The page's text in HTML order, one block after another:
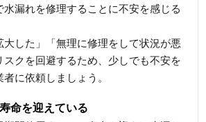
水漏れを修理することに不安を感じる
大した」「無理に修理をして状況が悪
スクを回避するため、少しでも不安を
に依頼しましょう。
命を迎えている